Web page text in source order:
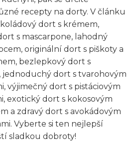
recepty na dorty. V článku
dort s krémem,
s mascarpone, lahodný
originální dort s piškoty a
bezlepkový dort s
dort s tvarohovým
výjimečný dort s pistáciovým
exotický dort s kokosovým
a zdravý dort s avokádovým
Vyberte si ten nejlepší
sladkou dobroty!